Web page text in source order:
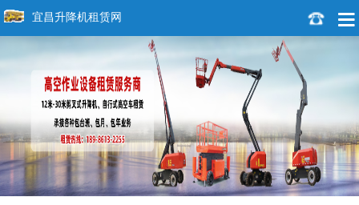
宜昌升降机租赁网